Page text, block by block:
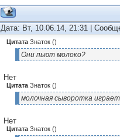
Дата: Вт, 10.06.14, 21:31 |
Цитата Знаток ()
Они пьют молоко?
Нет
Цитата Знаток ()
молочная сыворотка
Нет
Цитата Знаток ()